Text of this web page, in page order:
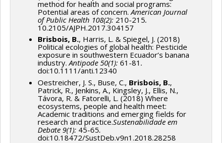
method for health and social programs:
Potential areas of concern. American Journal
of Public Health 108(2): 210-215.
10.2105/AJPH.2017.304157
Brisbois, B., Harris, L. & Spiegel, J. (2018)
Political ecologies of global health: Pesticide
exposure in southwestern Ecuador’s banana
industry.Antipode 50(1): 61-81 .
doi:10.1111/anti.12340
Oestreicher, J. S., Buse, C., Brisbois, B.,
Patrick, R., Jenkins, A., Kingsley, J., Ellis, N.,
Távora, R. & Fatorelli, L. (2018) Where
ecosystems, people and health meet:
Academic traditions and emerging fields for
research and practice.Sustenabilidade em
Debate 9(1): 45-65.
doi:10.18472/SustDeb.v9n1.2018.28258